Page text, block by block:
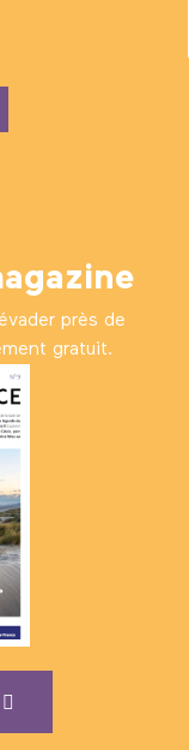
près de
gratuit.